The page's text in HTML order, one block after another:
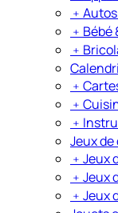
﹢
﹢ Bébé
﹢
﹢
﹢
﹢
Jeux
﹢ Jeux
﹢ Jeux
﹢ Jeux